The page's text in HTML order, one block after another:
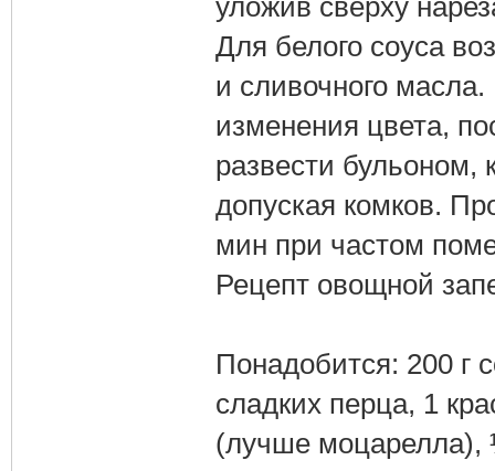
Для белого соуса
и сливочного
изменения цвета,
развести бульоном,
допуская комков.
мин при частом
Рецепт овощной
Понадобится: 200 г
сладких перца, 1
(лучше моцарелла),